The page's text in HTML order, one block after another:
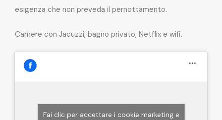
esigenza che non preveda il pernottamento.
Camere con Jacuzzi, bagno privato, Netflix e wifi.
Fai clic per accettare i cookie marketing e